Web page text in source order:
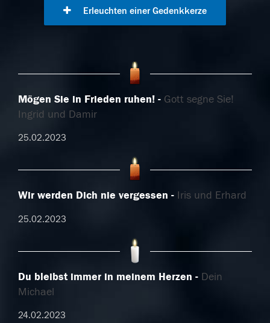
Erleuchten einer Gedenkkerze
Mögen Sie in Frieden ruhen!
Gott segne Sie!
Ingrid und Damir
25.02.2023
Wir werden Dich nie vergessen Iris und Erhard
25.02.2023
Du bleibst immer in meinem Herzen
Dein
Michael
24.02.2023